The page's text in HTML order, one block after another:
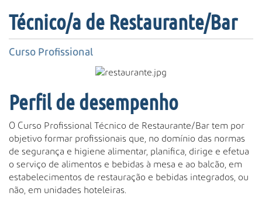
s
a
n
ç
a
d
a
…
Técnico/a de Restaurante/Bar
Curso Profissional
Perfil de desempenho
O Curso Profissional Técnico de Restaurante/Bar tem por
objetivo formar profissionais que, no domínio das normas
de segurança e higiene alimentar, planifica, dirige e efetua
o serviço de alimentos e bebidas à mesa e ao balcão, em
estabelecimentos de restauração e bebidas integrados, ou
não, em unidades hoteleiras.